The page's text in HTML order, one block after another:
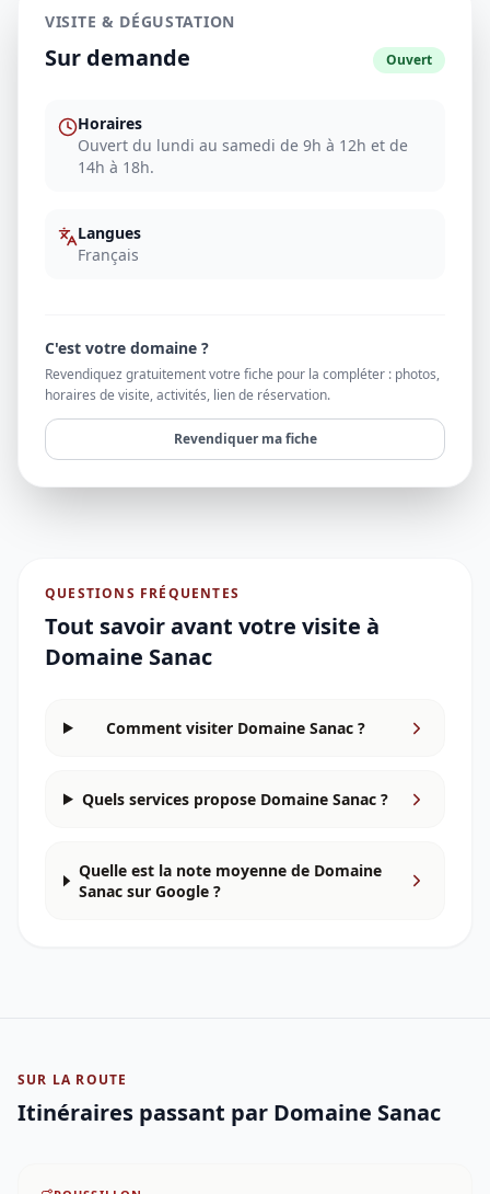
VISITE & DÉGUSTATION
Sur demande Ouvert
Horaires
Ouvert du lundi au samedi de 9h à 12h et de
14h à 18h.
Langues
Français
C'est votre domaine ?
Revendiquez gratuitement votre fiche pour la compléter : photos,
horaires de visite, activités, lien de réservation.
Revendiquer ma fiche
QUESTIONS FRÉQUENTES
Tout savoir avant votre visite à
Domaine Sanac
Comment visiter Domaine Sanac ?
Quels services propose Domaine Sanac ?
Quelle est la note moyenne de Domaine
Sanac sur Google ?
SUR LA ROUTE
Itinéraires passant par Domaine Sanac